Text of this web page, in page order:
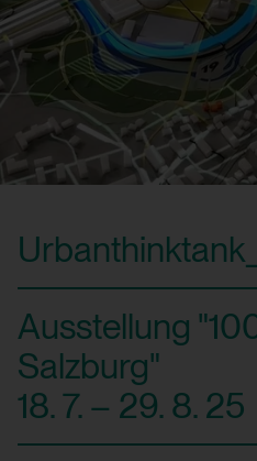
Ausstellung
Salzburg"
18. 7. – 29. 8. 25